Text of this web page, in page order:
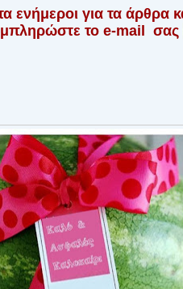
ενήμεροι για τα άρθρα
το e-mail σας